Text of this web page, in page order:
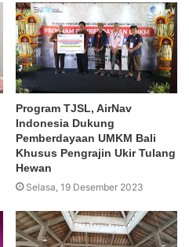
Program TJSL, AirNav
Indonesia Dukung
Pemberdayaan UMKM Bali
Khusus Pengrajin Ukir Tulang
Hewan
Selasa, 19 Desember 2023